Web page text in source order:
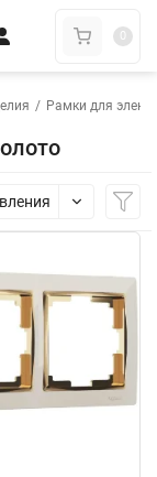
0
/ Рамки для